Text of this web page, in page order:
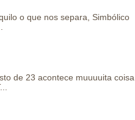
o que nos separa, Simbólico
de 23 acontece muuuuita coisa